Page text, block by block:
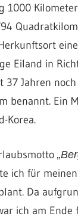
1000
Eiland in
37 Jahren
benannt. Ein
Korea.
„
ich für meinen
Da
ich am Ende